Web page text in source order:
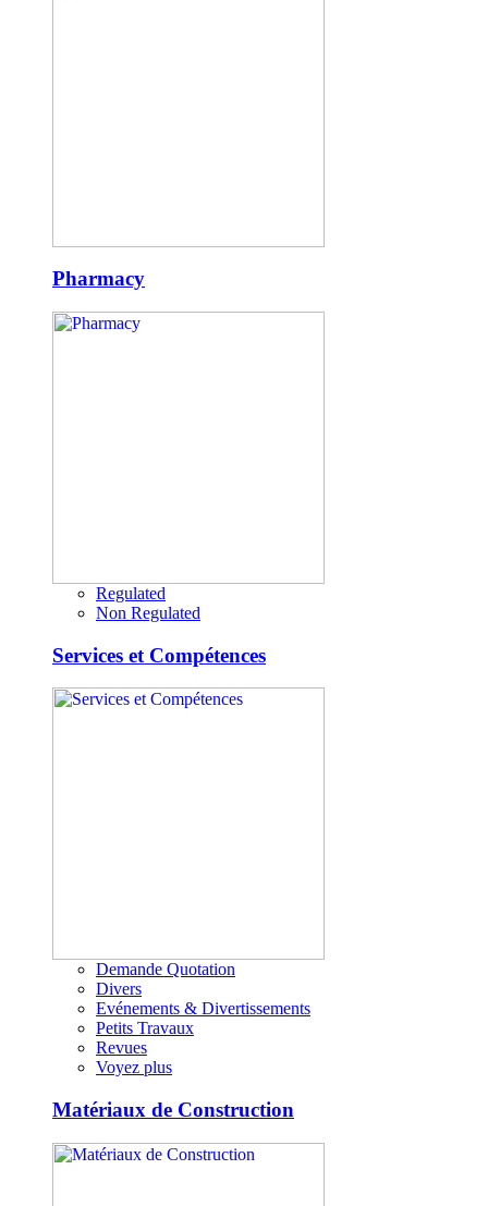
Pharmacy
Regulated
Non Regulated
Services et Compétences
Demande Quotation
Divers
Evénements & Divertissements
Petits Travaux
Revues
Voyez plus
Matériaux de Construction